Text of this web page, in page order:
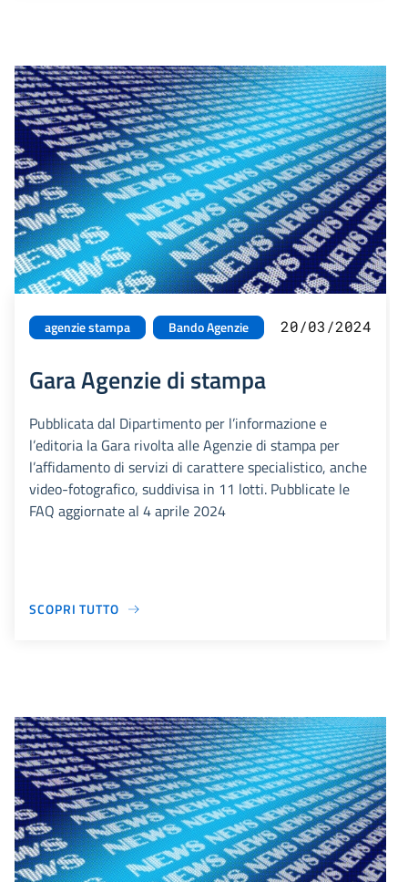
agenzie stampa Bando Agenzie 20/03/2024
Gara Agenzie di stampa
Pubblicata dal Dipartimento per l’informazione e
l’editoria la Gara rivolta alle Agenzie di stampa per
l’affidamento di servizi di carattere specialistico, anche
video-fotografico, suddivisa in 11 lotti. Pubblicate le
FAQ aggiornate al 4 aprile 2024
SCOPRI TUTTO